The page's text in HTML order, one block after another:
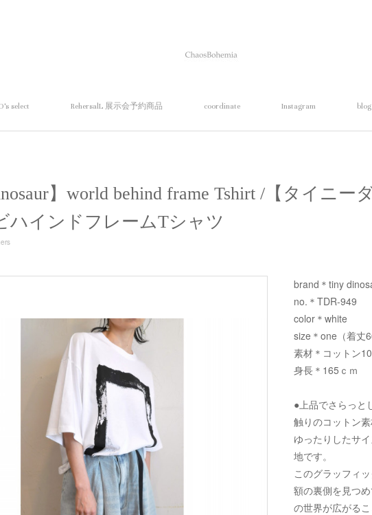
select RehersalL 展示会予約商品 coordinate Instagram blog
】world behind frame Tshirt /【タイニー
ハインドフレームTシャツ
brand＊tiny
no.＊TDR-949
color＊white
size＊one（着丈
素材＊コットン
身長＊165ｃｍ
●上品でさらっと
触りのコットン素
ゆったりしたサ
地です。
このグラッフィ
額の裏側を見つ
の世界が広がるこ